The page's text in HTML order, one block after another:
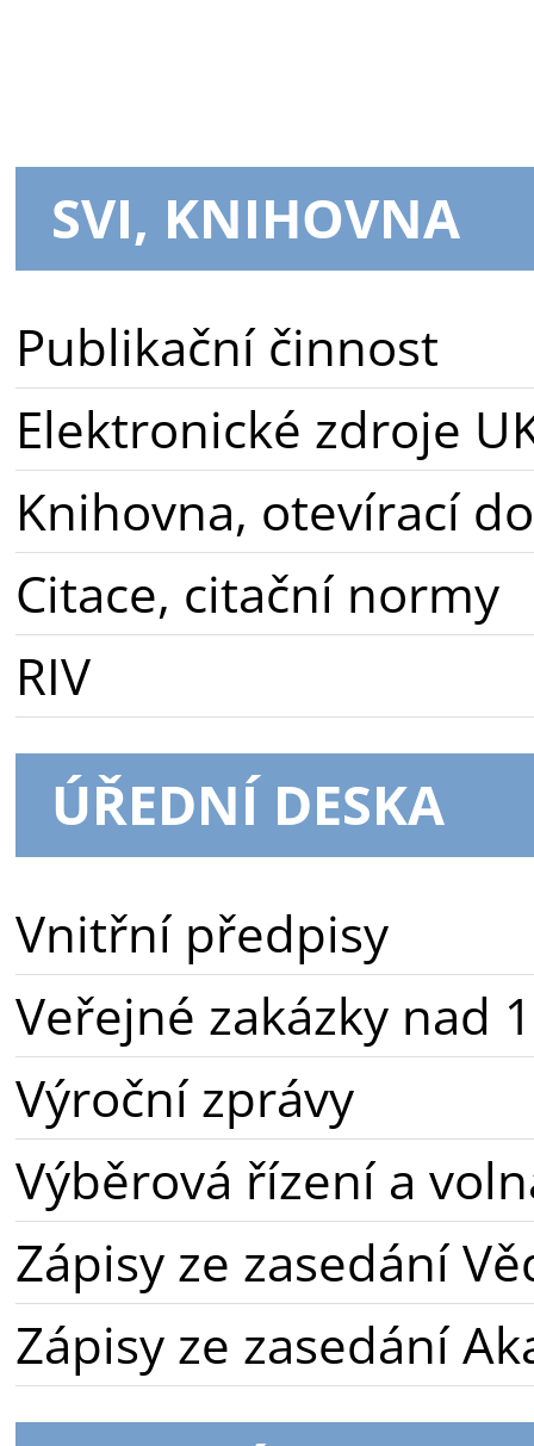
SVI, KNIHOVNA
Publikační činnost
Elektronické zdroje
Knihovna, otevírací
Citace, citační normy
RIV
ÚŘEDNÍ DESKA
Vnitřní předpisy
Veřejné zakázky nad
Výroční zprávy
Výběrová řízení a
Zápisy ze zasedání
Zápisy ze zasedání